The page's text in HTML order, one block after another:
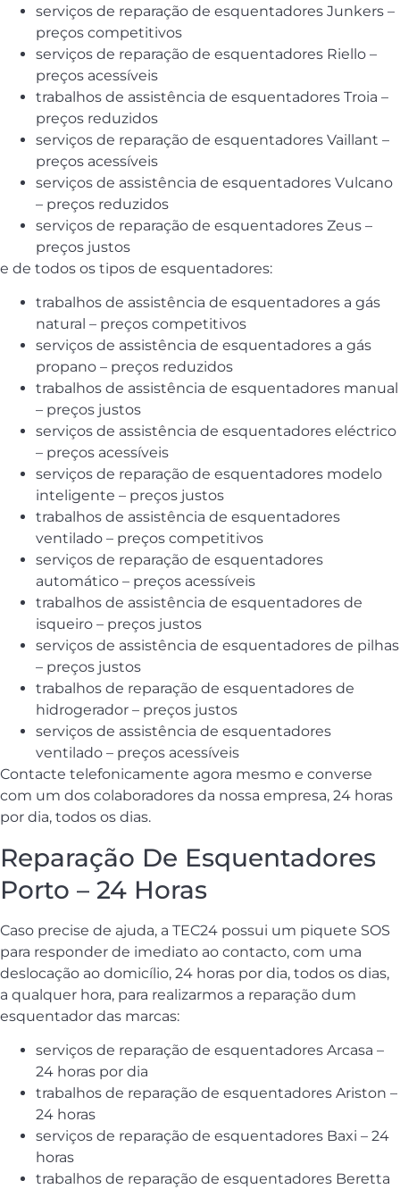
serviços de reparação de esquentadores Junkers –
preços competitivos
serviços de reparação de esquentadores Riello –
preços acessíveis
trabalhos de assistência de esquentadores Troia –
preços reduzidos
serviços de reparação de esquentadores Vaillant –
preços acessíveis
serviços de assistência de esquentadores Vulcano
– preços reduzidos
serviços de reparação de esquentadores Zeus –
preços justos
e de todos os tipos de esquentadores:
trabalhos de assistência de esquentadores a gás
natural – preços competitivos
serviços de assistência de esquentadores a gás
propano – preços reduzidos
trabalhos de assistência de esquentadores manual
– preços justos
serviços de assistência de esquentadores eléctrico
– preços acessíveis
serviços de reparação de esquentadores modelo
inteligente – preços justos
trabalhos de assistência de esquentadores
ventilado – preços competitivos
serviços de reparação de esquentadores
automático – preços acessíveis
trabalhos de assistência de esquentadores de
isqueiro – preços justos
serviços de assistência de esquentadores de pilhas
– preços justos
trabalhos de reparação de esquentadores de
hidrogerador – preços justos
serviços de assistência de esquentadores
ventilado – preços acessíveis
Contacte telefonicamente agora mesmo e converse
com um dos colaboradores da nossa empresa, 24 horas
por dia, todos os dias.
Reparação De Esquentadores
Porto – 24 Horas
Caso precise de ajuda, a TEC24 possui um piquete SOS
para responder de imediato ao contacto, com uma
deslocação ao domicílio, 24 horas por dia, todos os dias,
a qualquer hora, para realizarmos a reparação dum
esquentador das marcas:
serviços de reparação de esquentadores Arcasa –
24 horas por dia
trabalhos de reparação de esquentadores Ariston –
24 horas
serviços de reparação de esquentadores Baxi – 24
horas
trabalhos de reparação de esquentadores Beretta